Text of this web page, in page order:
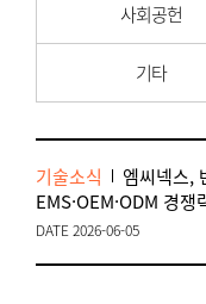
사회공헌
기타
기술소식
엠씨넥스,
EMS·OEM·ODM 경쟁
DATE 2026-06-05